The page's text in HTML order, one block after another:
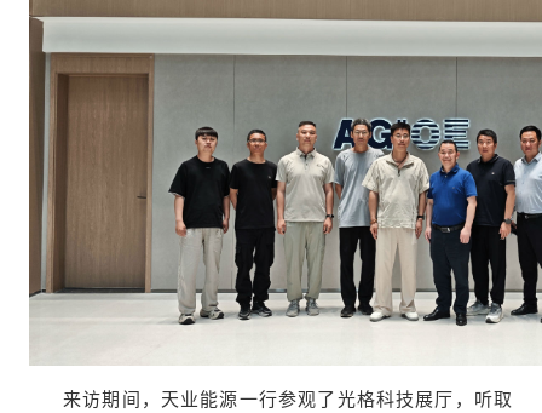
来访期间，天业能源一行参观了光格科技展厅，听取